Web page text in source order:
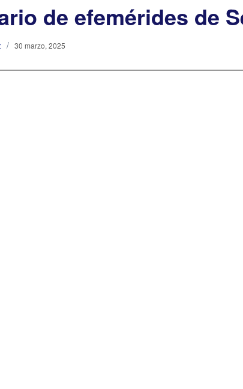
de efemérides de
/ 30 marzo, 2025